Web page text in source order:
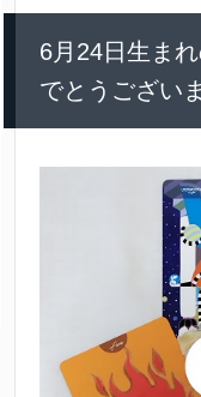
6月24日生ま
でとうござい